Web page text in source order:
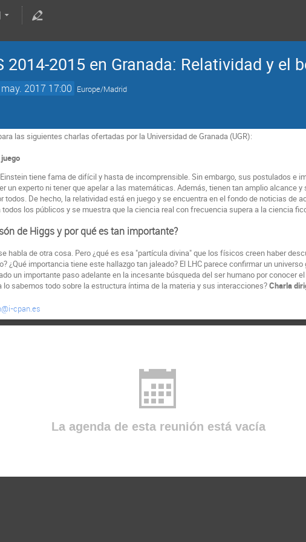
2014-2015 en Granada: Relatividad y el
2017 17:00 Europe/Madrid
las siguientes charlas ofertadas por la Universidad de Granada (UGR):
tiene fama de difícil y hasta de incomprensible. Sin embargo, sus postulados e
un experto ni tener que apelar a las matemáticas. Además, tienen tan amplio alcance
todos. De hecho, la relatividad está en juego y se encuentra en el fondo de noticias de
los públicos y se muestra que la ciencia real con frecuencia supera a la ciencia
de Higgs y por qué es tan importante?
habla de otra cosa. Pero ¿qué es esa "partícula divina" que los físicos creen haber
¿Qué importancia tiene este hallazgo tan jaleado? El LHC parece confirmar un
un importante paso adelante en la incesante búsqueda del ser humano por conocer
lo sabemos todo sobre la estructura íntima de la materia y sus interacciones?Charla
cpan.es
La agenda de esta reunión está vacía